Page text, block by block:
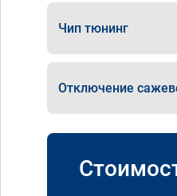
Чип тюнинг
Отключение